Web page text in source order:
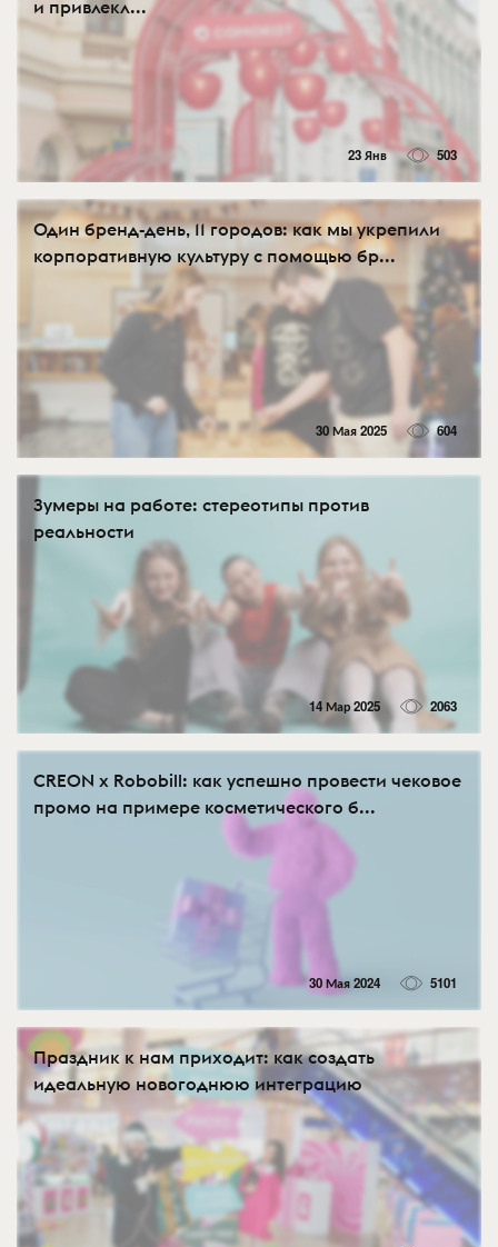
и привлекл...
23 Янв 503
Один бренд-день, 11 городов: как мы укрепили
корпоративную культуру с помощью бр...
30 Мая 2025 604
Зумеры на работе: стереотипы против
реальности
14 Мар 2025 2063
CREON x Robobill: как успешно провести чековое
промо на примере косметического б...
30 Мая 2024 5101
Праздник к нам приходит: как создать
идеальную новогоднюю интеграцию